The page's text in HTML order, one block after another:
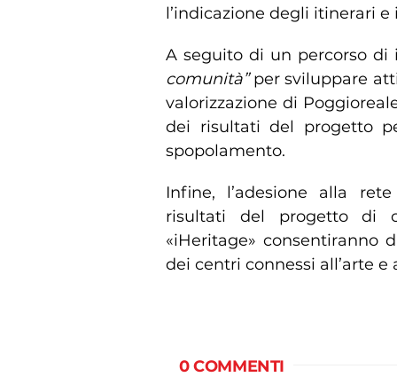
l’indicazione degli itinerari
A seguito di un percorso di
comunità”per sviluppare
valorizzazione di
dei risultati del progetto
spopolamento.
Infine, l’adesione alla
risultati del progetto di
«iHeritage» consentiranno
dei centri connessi all’arte
0 COMMENTI